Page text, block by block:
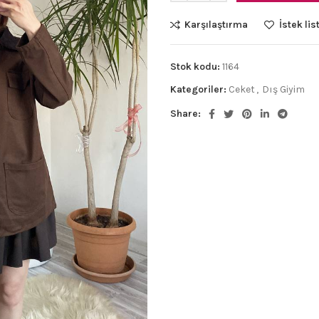
Karşılaştırma İstek
Stok kodu: 1164
Kategoriler: Ceket , Dış Giyim
Share: